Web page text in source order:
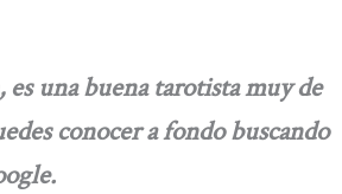
una buena tarotista muy de
conocer a fondo buscando